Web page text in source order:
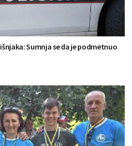
Sumnja se da je podmetnuo